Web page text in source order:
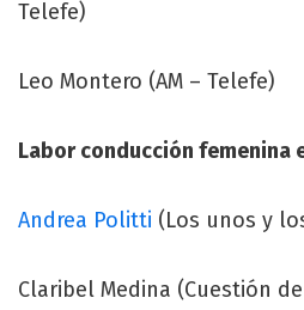
Telefe)
Leo Montero (AM – Telefe)
Labor conducción femenina
Andrea Politti (Los unos y
Claribel Medina (Cuestión